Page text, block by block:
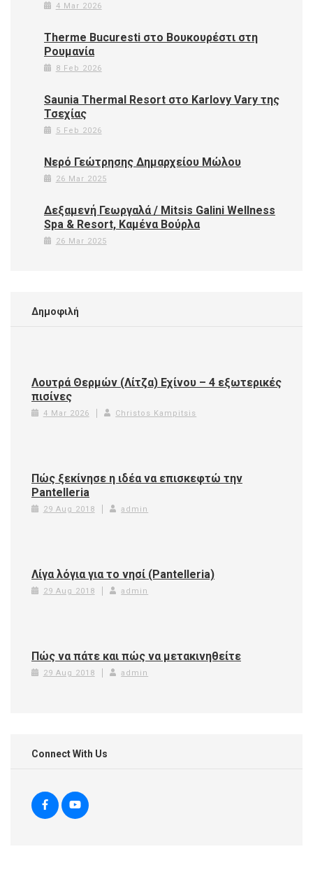
4 Mar 2026
Therme Bucuresti στο Βουκουρέστι στη
Ρουμανία
8 Feb 2026
Saunia Thermal Resort στο Karlovy Vary της
Τσεχίας
5 Feb 2026
Νερό Γεώτρησης Δημαρχείου Μώλου
26 Mar 2025
Δεξαμενή Γεωργαλά / Mitsis Galini Wellness
Spa & Resort, Καμένα Βούρλα
26 Mar 2025
Δημοφιλή
Λουτρά Θερμών (Λίτζα) Εχίνου – 4 εξωτερικές
πισίνες
4 Mar 2026 Christos Kampitsis
Πώς ξεκίνησε η ιδέα να επισκεφτώ την
Pantelleria
29 Aug 2018 admin
Λίγα λόγια για το νησί (Pantelleria)
29 Aug 2018 admin
Πώς να πάτε και πώς να μετακινηθείτε
29 Aug 2018 admin
Connect With Us